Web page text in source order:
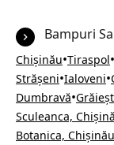
Bampuri
Chișinău•Tiraspol•
Strășeni•Ialoveni•
Dumbravă•
Sculeanca,
Botanica, Chișinău